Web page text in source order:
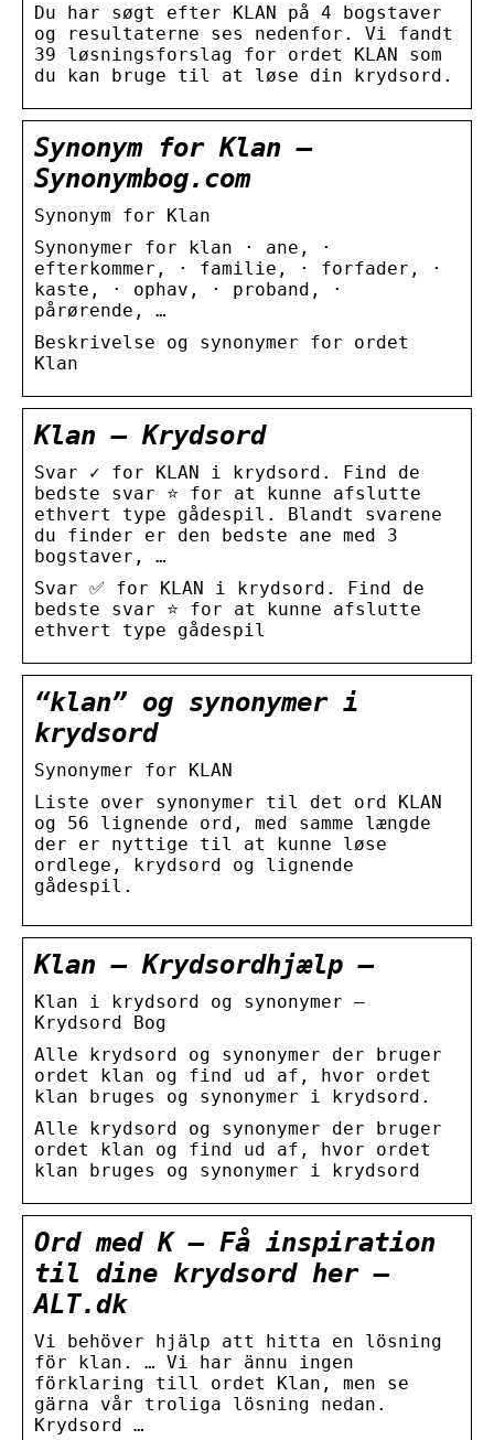
Du har søgt efter KLAN på 4 bogstaver
og resultaterne ses nedenfor. Vi fandt
39 løsningsforslag for ordet KLAN som
du kan bruge til at løse din krydsord.
Synonym for Klan –
Synonymbog.com
Synonym for Klan
Synonymer for klan · ane, ·
efterkommer, · familie, · forfader, ·
kaste, · ophav, · proband, ·
pårørende, …
Beskrivelse og synonymer for ordet
Klan
Klan – Krydsord
Svar ✓ for KLAN i krydsord. Find de
bedste svar ⭐ for at kunne afslutte
ethvert type gådespil. Blandt svarene
du finder er den bedste ane med 3
bogstaver, …
Svar ✅ for KLAN i krydsord. Find de
bedste svar ⭐ for at kunne afslutte
ethvert type gådespil
“klan” og synonymer i
krydsord
Synonymer for KLAN
Liste over synonymer til det ord KLAN
og 56 lignende ord, med samme længde
der er nyttige til at kunne løse
ordlege, krydsord og lignende
gådespil.
Klan – Krydsordhjælp –
Klan i krydsord og synonymer –
Krydsord Bog
Alle krydsord og synonymer der bruger
ordet klan og find ud af, hvor ordet
klan bruges og synonymer i krydsord.
Alle krydsord og synonymer der bruger
ordet klan og find ud af, hvor ordet
klan bruges og synonymer i krydsord
Ord med K – Få inspiration
til dine krydsord her –
ALT.dk
Vi behöver hjälp att hitta en lösning
för klan. … Vi har ännu ingen
förklaring till ordet Klan, men se
gärna vår troliga lösning nedan.
Krydsord …